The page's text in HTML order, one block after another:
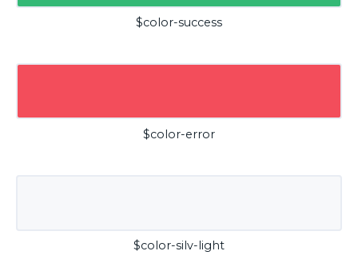
$color-success
$color-error
$color-silv-light